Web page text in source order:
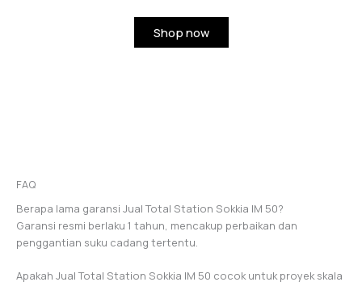
Shop now
FAQ
Berapa lama garansi Jual Total Station Sokkia IM 50?
Garansi resmi berlaku 1 tahun, mencakup perbaikan dan
penggantian suku cadang tertentu.
Apakah Jual Total Station Sokkia IM 50 cocok untuk proyek skala